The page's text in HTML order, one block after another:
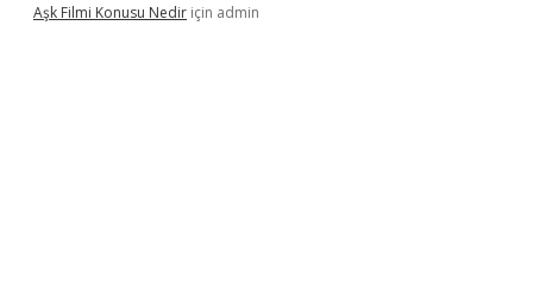
Aşk Filmi Konusu Nedir için admin